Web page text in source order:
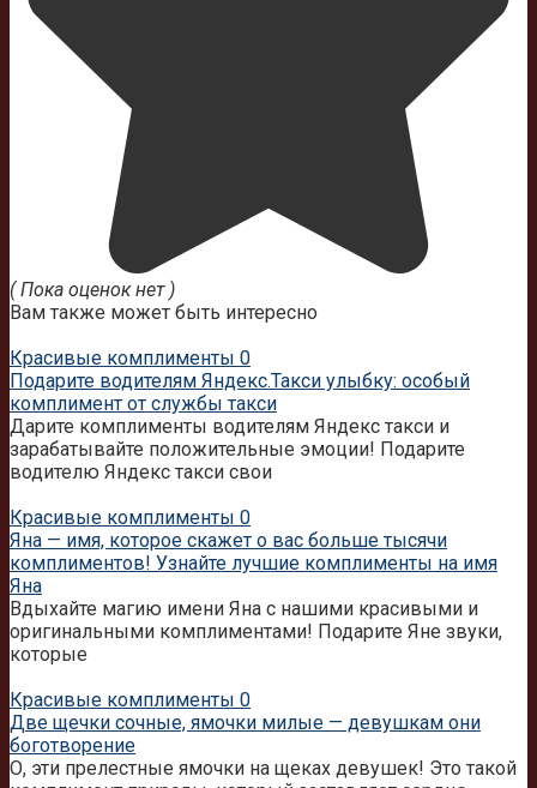
( Пока оценок нет )
Вам также может быть интересно
Красивые комплименты 0
Подарите водителям Яндекс.Такси улыбку: особый
комплимент от службы такси
Дарите комплименты водителям Яндекс такси и
зарабатывайте положительные эмоции! Подарите
водителю Яндекс такси свои
Красивые комплименты 0
Яна — имя, которое скажет о вас больше тысячи
комплиментов! Узнайте лучшие комплименты на имя
Яна
Вдыхайте магию имени Яна с нашими красивыми и
оригинальными комплиментами! Подарите Яне звуки,
которые
Красивые комплименты 0
Две щечки сочные, ямочки милые — девушкам они
боготворение
О, эти прелестные ямочки на щеках девушек! Это такой